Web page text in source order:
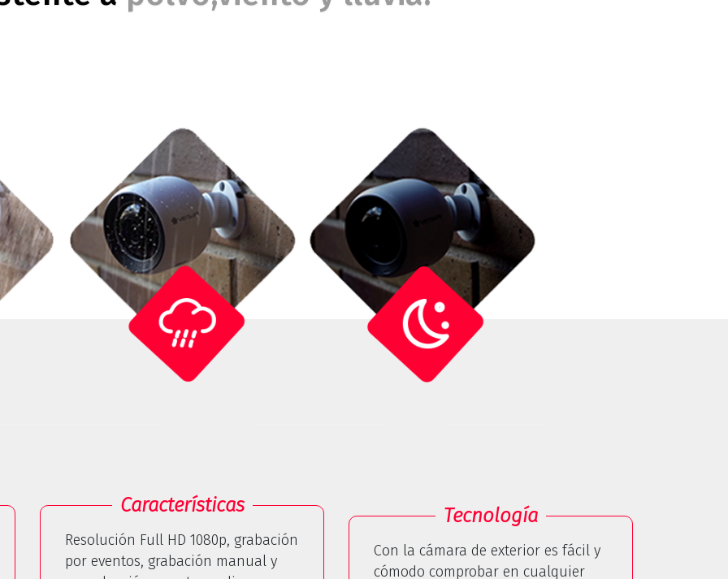
Características
Resolución Full HD 1080p, grabación
por eventos, grabación manual y
Tecnología
Con la cámara de exterior es fácil y
cómodo comprobar en cualquier